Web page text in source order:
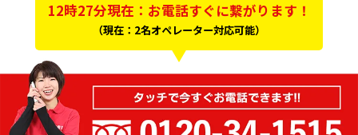
12時27分現在：お電話すぐに繋がります！
（現在：2名オペレーター対応可能）